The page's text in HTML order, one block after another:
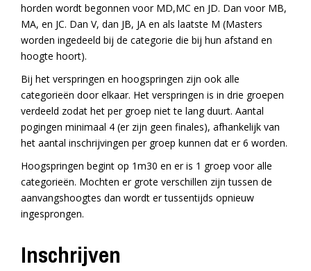
horden wordt begonnen voor MD,MC en JD. Dan voor MB,
MA, en JC. Dan V, dan JB, JA en als laatste M (Masters
worden ingedeeld bij de categorie die bij hun afstand en
hoogte hoort).
Bij het verspringen en hoogspringen zijn ook alle
categorieën door elkaar. Het verspringen is in drie groepen
verdeeld zodat het per groep niet te lang duurt. Aantal
pogingen minimaal 4 (er zijn geen finales), afhankelijk van
het aantal inschrijvingen per groep kunnen dat er 6 worden.
Hoogspringen begint op 1m30 en er is 1 groep voor alle
categorieën. Mochten er grote verschillen zijn tussen de
aanvangshoogtes dan wordt er tussentijds opnieuw
ingesprongen.
Inschrijven